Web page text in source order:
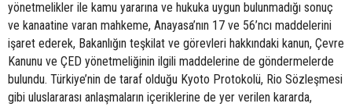
yönetmelikler ile kamu yararına ve hukuka uygun bulunmadığı sonuç
ve kanaatine varan mahkeme, Anayasa’nın 17 ve 56’ncı maddelerini
işaret ederek, Bakanlığın teşkilat ve görevleri hakkındaki kanun, Çevre
Kanunu ve ÇED yönetmeliğinin ilgili maddelerine de göndermelerde
bulundu. Türkiye’nin de taraf olduğu Kyoto Protokolü, Rio Sözleşmesi
gibi uluslararası anlaşmaların içeriklerine de yer verilen kararda,